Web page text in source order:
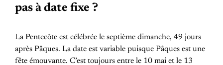
pas à date fixe ?
La Pentecôte est célébrée le septième dimanche, 49 jours
après Pâques. La date est variable puisque Pâques est une
fête émouvante. C’est toujours entre le 10 mai et le 13